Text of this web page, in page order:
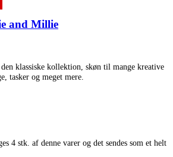
and Millie
klassiske kollektion, skøn til mange kreative
tasker og meget mere.
4 stk. af denne varer og det sendes som et helt